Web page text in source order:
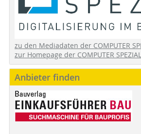
zu den Mediadaten der COMPUTER
zur Homepage der COMPUTER SPEZIAL
Anbieter finden